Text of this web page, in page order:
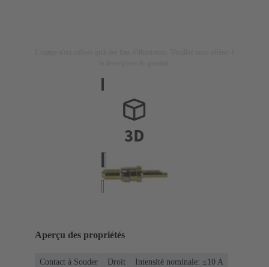
Aperçu des propriétés
Contact à Souder Droit
Intensité nominale: ≤10 A